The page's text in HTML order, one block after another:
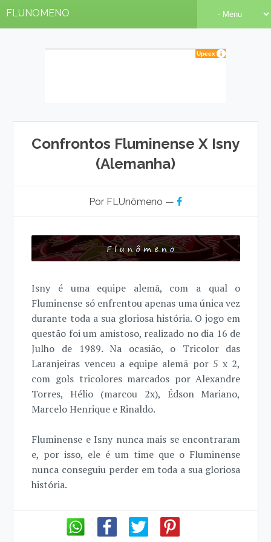
FLUNOMENO
Confrontos Fluminense X Isny
(Alemanha)
Por FLUnômeno —
Isny é uma equipe alemã, com a qual o
Fluminense só enfrentou apenas uma única vez
durante toda a sua gloriosa história. O jogo em
questão foi um amistoso, realizado no dia 16 de
Julho de 1989. Na ocasião, o Tricolor das
Laranjeiras venceu a equipe alemã por 5 x 2,
com gols tricolores marcados por Alexandre
Torres, Hélio (marcou 2x), Édson Mariano,
Marcelo Henrique e Rinaldo.
Fluminense e Isny nunca mais se encontraram
e, por isso, ele é um time que o Fluminense
nunca conseguiu perder em toda a sua gloriosa
história.